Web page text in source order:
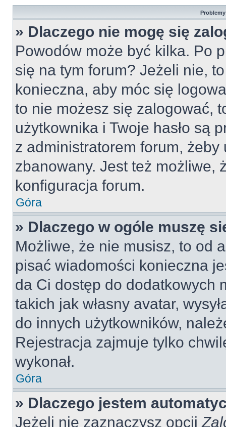
» Dlaczego nie mogę się
Powodów może być kilka. Po
się na tym forum? Jeżeli nie,
konieczna, aby móc się
to nie możesz się zalogować,
użytkownika i Twoje hasło są
z administratorem forum, żeby
zbanowany. Jest też możliwe,
konfiguracja forum.
Góra
» Dlaczego w ogóle muszę
Możliwe, że nie musisz, to od
pisać wiadomości konieczna
da Ci dostęp do dodatkowych
takich jak własny avatar,
do innych użytkowników,
Rejestracja zajmuje tylko
wykonał.
Góra
» Dlaczego jestem
Jeżeli nie zaznaczysz opcji